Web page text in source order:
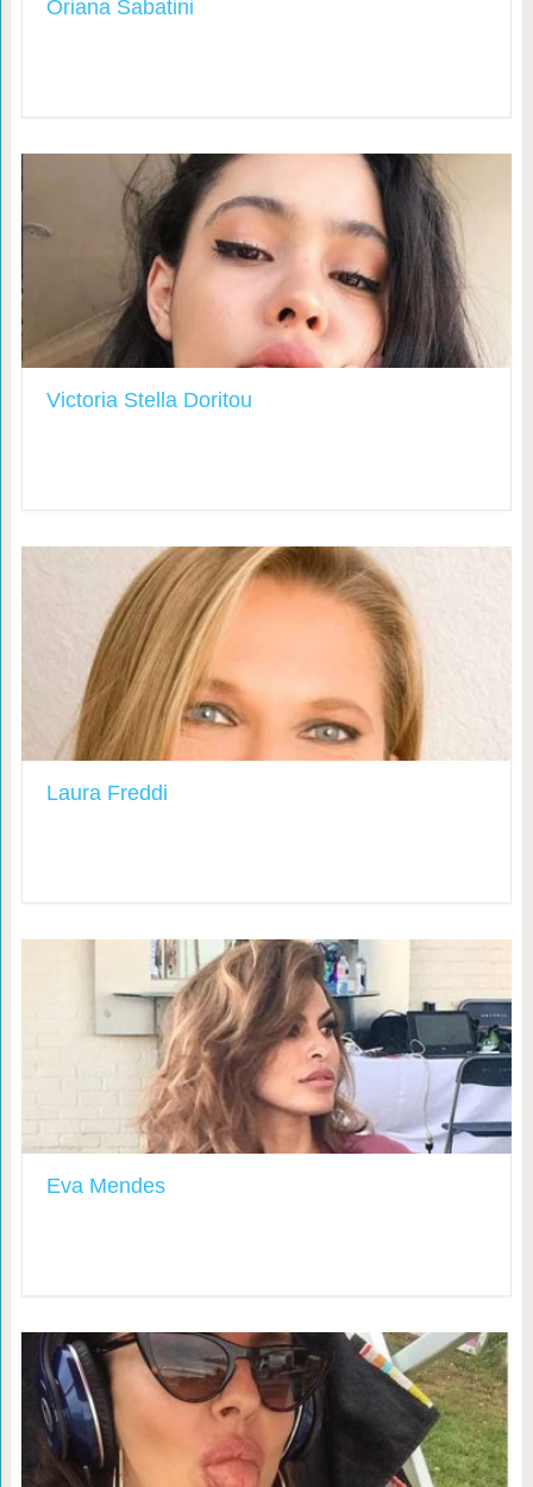
Oriana Sabatini
Victoria Stella Doritou
Laura Freddi
Eva Mendes